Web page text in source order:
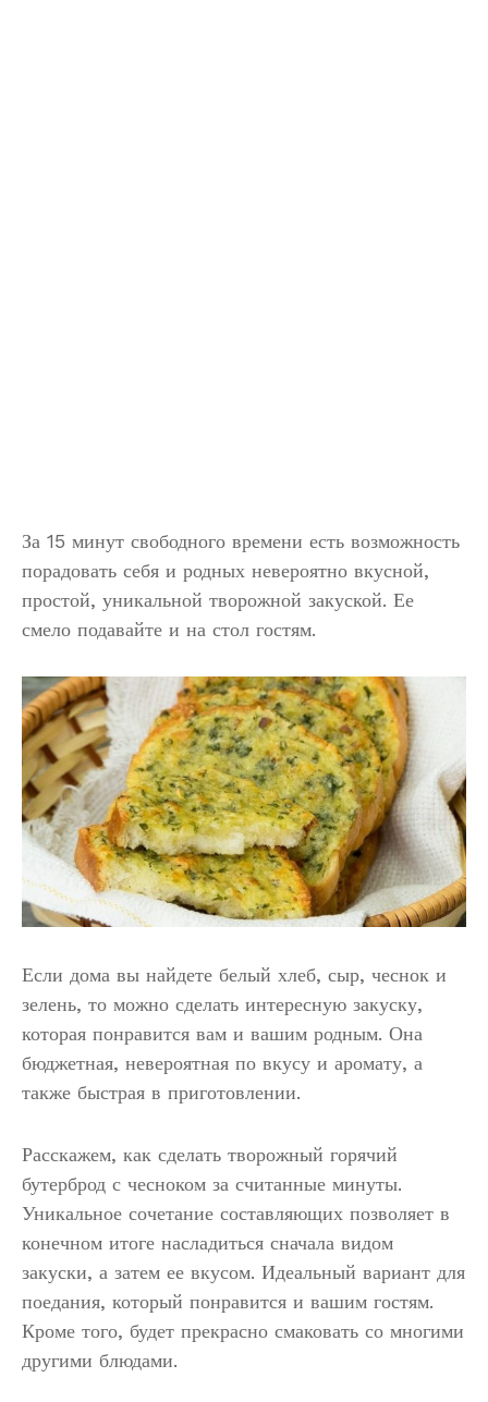
За 15 минут свободного времени есть возможность
порадовать себя и родных невероятно вкусной,
простой, уникальной творожной закуской. Ее
смело подавайте и на стол гостям.
Если дома вы найдете белый хлеб, сыр, чеснок и
зелень, то можно сделать интересную закуску,
которая понравится вам и вашим родным. Она
бюджетная, невероятная по вкусу и аромату, а
также быстрая в приготовлении.
Расскажем, как сделать творожный горячий
бутерброд с чесноком за считанные минуты.
Уникальное сочетание составляющих позволяет в
конечном итоге насладиться сначала видом
закуски, а затем ее вкусом. Идеальный вариант для
поедания, который понравится и вашим гостям.
Кроме того, будет прекрасно смаковать со многими
другими блюдами.